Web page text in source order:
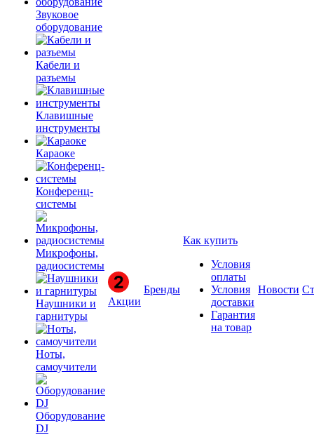
Звуковое
оборудование
Кабели и
разъемы
Клавишные
инструменты
Караоке
Конференц-
системы
Микрофоны,
радиосистемы
Наушники и
гарнитуры
Ноты,
самоучители
Оборудование
DJ
Акции
Бренды
Как купить
Условия
оплаты
Условия
доставки
Гарантия
на товар
Новости